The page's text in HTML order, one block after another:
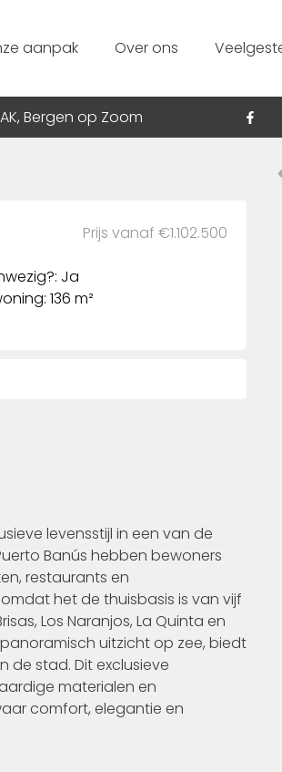
aanpak Over ons
Bergen op Zoom
Prijs vanaf €1.102.500
Ja
136 m²
levensstijl in een van de
Banús hebben bewoners
restaurants en
het de thuisbasis is van vijf
Los Naranjos, La Quinta en
uitzicht op zee, biedt
de stad. Dit exclusieve
materialen en
comfort, elegantie en